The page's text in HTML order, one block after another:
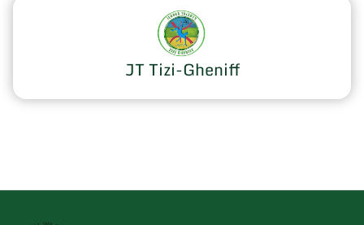
JT Tizi-Gheniff